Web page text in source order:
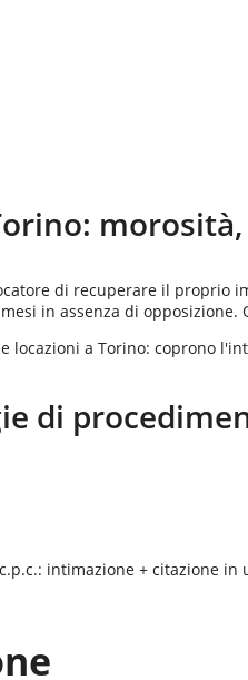
:
di recuperare il
in assenza di
locazioni a Torino: coprono
di
intimazione + citazione